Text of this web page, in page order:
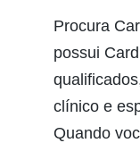
Procura
possui
clínico e
Quando